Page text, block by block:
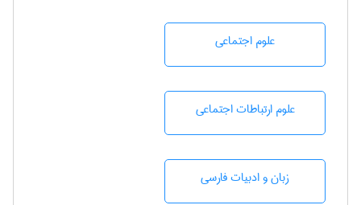
علوم اجتماعی
علوم ارتباطات اجتماعی
زبان و ادبيات فارسی